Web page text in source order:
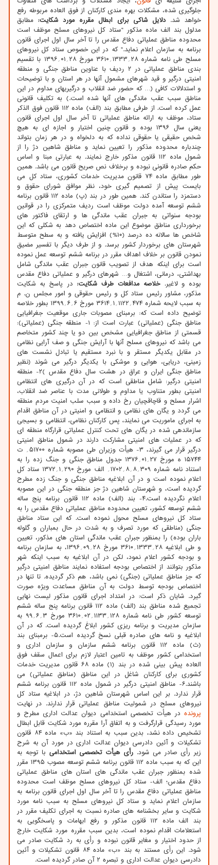
جلوگیری شده، مشکلات بهره مندی کارکنان از فوق العاده مربوطه رفع
خواهد شد.دلایل شاکی برای ابطال مقرره مورد شکایت: مطابق
مدلول بند الف ماده مذکور "ستاد کل نیروهای مسلح موظف است
محدوده مناطق عملیاتی دفاع مقدس را تا آخر سال اول اجرای قانون
برنامه به سازمان اعلام نماید." که در این خصوص ستاد کل نیروهای
مسلح طی نامه شماره ۲۸؍۱۳۳۳؍۳۶۱۰ مورخ ۲۸؍۰۱؍۱۳۹۶ با تقسیم
بندی مناطق عملیاتی در ۲ ردیف با عناوین مناطق جنگی و منطقه
امنیتی درگیر و قید شهرهای مشمول آنها در هر استان و با توضیحات
و استدلالات کافی (… که حضور ضد انقلاب و درگیریهای مداوم در این
مناطق سبب عقب ماندگی های آنها شده است.) به تکلیف قانونی
عمل کرده است. از طرفی مطابق بند (الف) ماده ۱۱۲ قانون فوق الذکر
ستاد، موظف به ارائه مناطق عملیاتی تا آخر سال اول اجرای قانون
یعنی سال ۱۳۹۶ بوده و قانون چنین اختیار و اجازه ای به هیچ
شخص حقیقی یا حقوقی نداده که به دلخواه و در هر زمان بتواند
چندباره محدوده مذکور را تعیین نماید و مناطق شاهین دژ را از
شمول ماده ۱۱۲ قانون مذکور خارج نمایند. به عبارتی مبنا و اساس
حکم صادره قانونی نبوده و برخلاف نص صریح قانون می باشد. همین
طور مطابق ماده ۷۴ قانون مدیریت خدمات کشوری، ستاد کل می
بایست پیش از تصمیم گیری خود، نظر موافق شورای حقوق و
دستمزد را ستاندن کند. همین طور در بند (پ) ماده ۱۱۲ قانون برنامه
ششم توسعه آمده دولت موظف است ردیف متمرکزی را در قوانین
بودجه سنواتی به جبران عقب ماندگی ها و ارتقای فاکتور های
برخورداری مناطق موضوع این ماده اختصاص دهد به شکلی که این
شاخص ها سالانه ده درصد (۱۰%) افزایش یافته و به سطح متوسط
شهرستان های برخوردار کشور برسد. و از طرف دیگر با تفسیر مضیق
نمودن قانون بر خلاف اهداف مقرر در برنامه ششم توسعه عمل نموده
است برای اینکه هدف از تصویب قانون جبران عقب ماندگی شامل
بهداشتی، درمانی، اشتغال و… شهرهای درگیر و عملیاتی دفاع مقدس
بوده و لاغیر.خلاصه مدافعات طرف شکایت: در پاسخ به شکایت
مذکور، مشاور رئیس ستاد کل و رئیس حقوقی و امور مجلس ن. م
به سبب لایحه شماره ۴۷۴؍۱۱۲۲؍۱؍۳۶۱۴ مورخ ۶؍۶؍۱۳۹۹ بطور خلاصه
توضیح داده است که: برمبنای مصوبات جاری موقعیت جغرافیایی
مناطق جنگی (عملیاتی) عبارت است از: ۱- منطقه جنگی (عملیاتی):
قسمتی از مناطق جغرافیایی مشخص بین دو یا چند کشور متخاصم
می باشد که نیروهای مسلح آنها با آرایش جنگی و صف آرایی نظامی
در مقابل یکدیگر مستقر و با نبرد مستقیم یا تبادل نشست های
زمینی، دریایی، هوایی و موشکی با یکدیگر درگیر می شوند (نظیر
مناطق جنگی ایران و عراق در هشت سال دفاع مقدس )۲- منطقه
امنیتی درگیر: شامل مناطقی است که در آن درگیری های انتظامی
امنیتی بطور متناوب یا مداوم و طولانی مدت با عناصر ضد انقلاب،
اشرار مسلح و قاچاقچیان رخ داده و سبب سلب امنیت مردم منطقه
می گردد و یگان های نظامی و انتظامی و امنیتی در آن مناطق اقدام
به اجرای ماموریت می نمایند، پس کارکنان نظامی، انتظامی و بسیجی
سازماندهی شده در یگان های تحت کنترل عملیاتی قرارگاه منطقه ای
که در عملیات های امنیتی مشارکت دارند در شمول مناطق امنیتی
درگیر قرار می گیرند، ۳- هیأت وزیران طی مصوبه شماره ۵۱۷۰۰؍ ت
۱۵۷۴۴ ه مورخ ۲۷؍۰۱؍۱۳۷۶ جدول مناطق جنگی و جنگ زده را به
استناد نامه شماره ۳۰۹؍۸؍۸؍۱۷۰۲؍ الف مورخ ۲۹۰؍۱؍۱۳۷۲ ستاد کل
اعلام نموده است و در آن ابلاغیه مناطق جنگی و جنگ زده مطرح
گردیده است، و شهرستان شاهین دژ جز منطقه جنگی در این مصوبه
اعلام نگردیده است.۴- بند (الف) ماده ۱۱۲ قانون برنامه پنج ساله
ششم توسعه کشور، تعیین محدوده مناطق عملیاتی دفاع مقدس را به
ستاد کل نیروهای مسلح محول نموده است. که این ستاد مناطق
جنگی (مناطقی که مورد تصرف و به شدت در حال بمباران و گلوله
باران بوده) را بمنظور جبران عقب ماندگی استان های مذکور، تعیین
و طی ابلاغیه ۲۸؍۱۳۳۳؍۳۶۱۰ مورخ ۲۸؍۰۹؍۱۳۹۶، به سازمان برنامه
و بودجه کشور اعلام نمود، لکن در آن ابلاغیه به سبب اینکه شهر
مذکور بتوانند از اختصاص بودجه استفاده نمایند مناطق امنیتی درگیر
که جز مناطق عملیاتی (جنگی) نمی باشد، هم ذکر گردیده. تا تنها در
اختصاص بودجه توسط دولت به آن مناطق مساعدت ویژه صورت
گیرد. شایان ذکر است: در امتداد اجرای قانون مذکور لیست نهایی
تجمیع شده مناطق بند (الف) ماده ۱۱۲ قانون برنامه پنج ساله ششم
توسعه کشور طی نامه شماره ۱۲۸؍۱۱۳۳؍۰۲؍۳۶۱۰ مورخ ۳؍۶؍۹۹ به
سازمان مدیریت و برنامه ریزی کشور ابلاغ گردیده است. که در آن
ابلاغیه و نامه های صادره قبلی نسخ گردیده است.۵- برمبنای بند
(ث) ماده ۱۱۲ قانون برنامه ششم سازمان و سازمان اداری و
استخدامی کشور موظف به تامین اعتبار لازم برای اعمال سقف فوق
العاده پیش بینی شده در بند (۱) ماده ۶۸ قانون مدیریت خدمات
کشوری برای کارکنان شاغل در این مناطق (مناطق عملیاتی) می
باشند.۶- مناطق امنیتی درگیر در شمول ماده ۱۱۲ قانون برنامه ششم
قرار ندارد. بر این اساس شهرستان شاهین دژ، در ابلاغیه ستاد کل
نیروهای مسلح در شمولیت مناطق عملیاتی قرار ندارند. در نهایت
پرونده در هیأت تخصصی استخدامی دیوان عدالت اداری مطرح و
مورد رسیدگی قرارگرفت و به اتفاق آرا مقرره مورد شکایت قابل ابطال
تشخیص داده نشد، بدین سبب به استناد بند «ب» ماده ۸۴ قانون
تشکیلات و آئین دادرسی دیوان عدالت اداری در مورد آن به شرح
زیر رأی صادر می شود. رأی هیأت تخصصی استخدامی با توجه به
این که به سبب ماده ۱۱۲ قانون برنامه ششم توسعه مصوب ۱۳۹۵ مقرر
شده بمنظور جبران عقب ماندگی های استان های مناطق عملیاتی
دفاع مقدس؛ الف- ستاد کل نیروهای مسلح موظف است محدوده
مناطق عملیاتی دفاع مقدس را تا آخر سال اول اجرای قانون برنامه به
سازمان اعلام نماید و ستاد کل نیروهای مسلح به سبب نامه مورد
شکایت و سایر بخشنامه های صادره نسبت به اجرای تکلیف مقرر در
بند الف ماده ۱۱۲ قانون مذکور و رفع ابهامات و پاسخگویی به
استعلامات اقدام نموده است، بدین سبب مقرره مورد شکایت خارج
از حدود اختیار و مغایر قانون نبوده و رأی به رد شکایت صادر می
شود. این رأی مستند به بند «ب» ماده ۸۴ قانون تشکیلات و آئین
دادرسی دیوان عدالت اداری و تبصره ۲ آن صادر گردیده است.